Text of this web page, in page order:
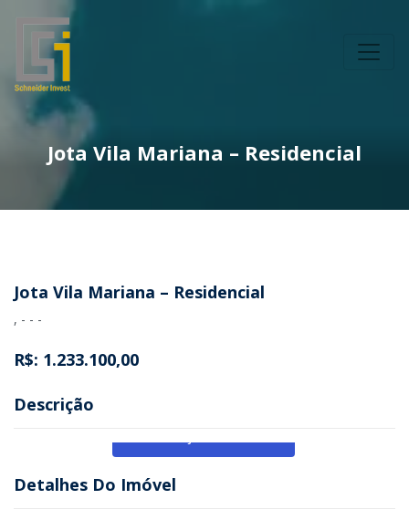
Jota Vila Mariana – Residencial
Jota Vila Mariana – Residencial
, - - -
R$: 1.233.100,00
Descrição
Detalhes Do Imóvel